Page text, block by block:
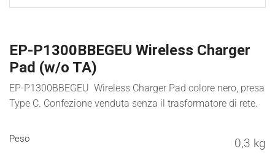
EP-P1300BBEGEU Wireless Charger
Pad (w/o TA)
EP-P1300BBEGEU Wireless Charger Pad colore nero, presa
Type C. Confezione venduta senza il trasformatore di rete.
Peso 0,3 kg